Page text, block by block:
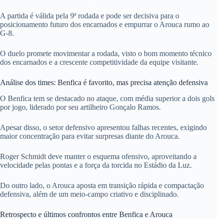
A partida é válida pela 9ª rodada e pode ser decisiva para o
posicionamento futuro dos encarnados e empurrar o Arouca rumo ao
G-8.
O duelo promete movimentar a rodada, visto o bom momento técnico
dos encarnados e a crescente competitividade da equipe visitante.
Análise dos times: Benfica é favorito, mas precisa atenção defensiva
O Benfica tem se destacado no ataque, com média superior a dois gols
por jogo, liderado por seu artilheiro Gonçalo Ramos.
Apesar disso, o setor defensivo apresentou falhas recentes, exigindo
maior concentração para evitar surpresas diante do Arouca.
Roger Schmidt deve manter o esquema ofensivo, aproveitando a
velocidade pelas pontas e a força da torcida no Estádio da Luz.
Do outro lado, o Arouca aposta em transição rápida e compactação
defensiva, além de um meio-campo criativo e disciplinado.
Retrospecto e últimos confrontos entre Benfica e Arouca